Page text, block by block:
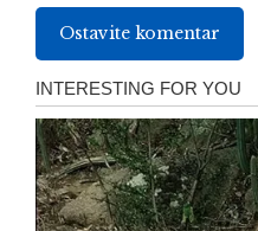
Ostavite komentar